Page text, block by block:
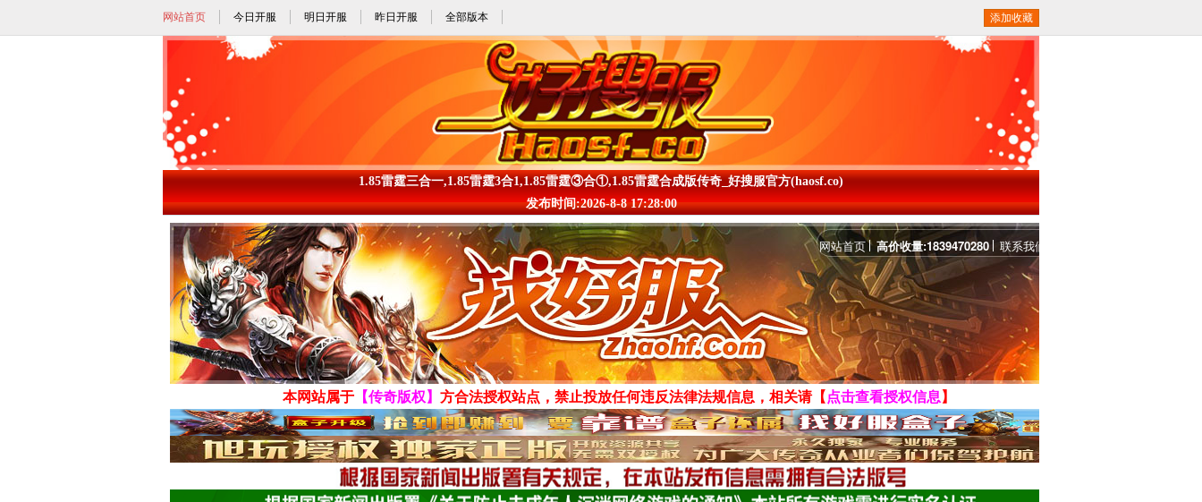
网站首页 今日开服 明日开服 昨日开服 全部版本 添加收藏
1.85雷霆三合一,1.85雷霆3合1,1.85雷霆③合①,1.85雷霆合成版传奇_好搜服官方(haosf.co)
发布时间:2026-8-8 17:28:00